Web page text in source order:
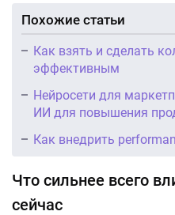
Похожие статьи
Как взять и сделать
эффективным
Нейросети для
ИИ для повышения
Как внедрить
Что сильнее всего
сейчас